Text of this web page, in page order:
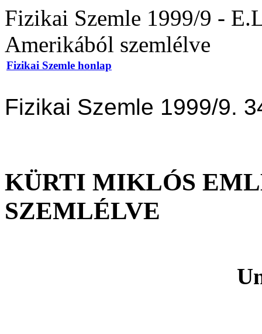
Fizikai Szemle 1999/9 -
Amerikából szemlélve
Fizikai Szemle honlap
Fizikai Szemle 1999/9.
KÜRTI MIKLÓS
SZEMLÉLVE